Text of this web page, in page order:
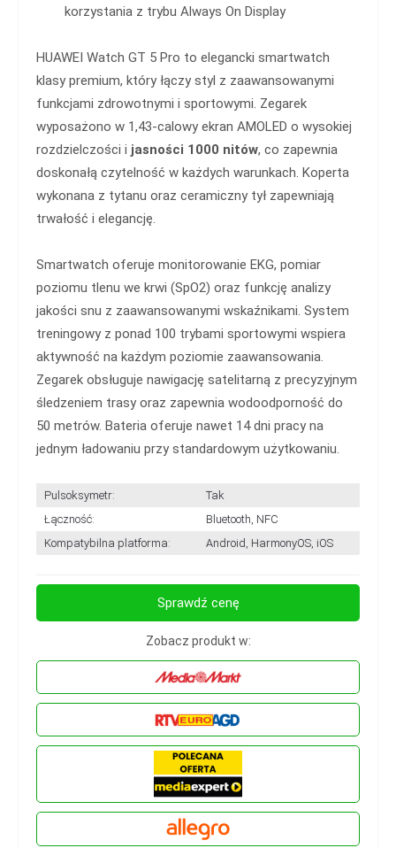
korzystania z trybu Always On Display
HUAWEI Watch GT 5 Pro to elegancki smartwatch
klasy premium, który łączy styl z zaawansowanymi
funkcjami zdrowotnymi i sportowymi. Zegarek
wyposażono w 1,43-calowy ekran AMOLED o wysokiej
rozdzielczości i jasności 1000 nitów, co zapewnia
doskonałą czytelność w każdych warunkach. Koperta
wykonana z tytanu oraz ceramiczny tył zapewniają
trwałość i elegancję.
Smartwatch oferuje monitorowanie EKG, pomiar
poziomu tlenu we krwi (SpO2) oraz funkcję analizy
jakości snu z zaawansowanymi wskaźnikami. System
treningowy z ponad 100 trybami sportowymi wspiera
aktywność na każdym poziomie zaawansowania.
Zegarek obsługuje nawigację satelitarną z precyzyjnym
śledzeniem trasy oraz zapewnia wodoodporność do
50 metrów. Bateria oferuje nawet 14 dni pracy na
jednym ładowaniu przy standardowym użytkowaniu.
Pulsoksymetr:
Tak
Łączność:
Bluetooth, NFC
Kompatybilna platforma:
Android, HarmonyOS, iOS
Sprawdź cenę
Zobacz produkt w: